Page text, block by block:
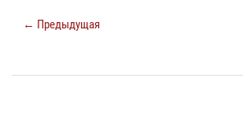
← Предыдущая